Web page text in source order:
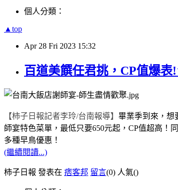
個人分類：
▲top
Apr 28 Fri 2023 15:32
百道美饌任君挑，CP值爆表
【柿子日報記者李玲/台南報導】 畢業季到來，想
師宴特色菜單，最低只要650元起， CP值超高！
多種早鳥優惠！
(繼續閱讀...)
柿子日報 發表在 痞客邦 留言(0) 人氣()